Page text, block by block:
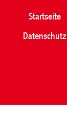
Startseite
Datenschutz